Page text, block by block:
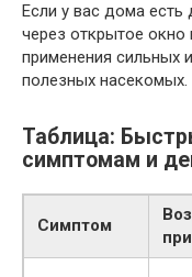
Если у вас дома есть
через открытое окно
применения сильных
полезных насекомых.
Таблица:
симптомам и
Симптом